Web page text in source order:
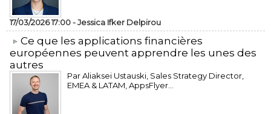
17/03/2026 17:00 -Jessica Ifker Delpirou
​Ce que les applications financières
européennes peuvent apprendre les unes des
autres
Par Aliaksei Ustauski, Sales Strategy Director,
EMEA & LATAM, AppsFlyer...